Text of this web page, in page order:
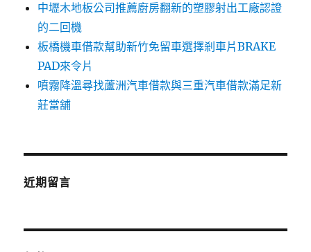
中壢木地板公司推薦廚房翻新的塑膠射出工廠認證
的二回機
板橋機車借款幫助新竹免留車選擇剎車片BRAKE
PAD來令片
噴霧降溫尋找蘆洲汽車借款與三重汽車借款滿足新
莊當舖
近期留言